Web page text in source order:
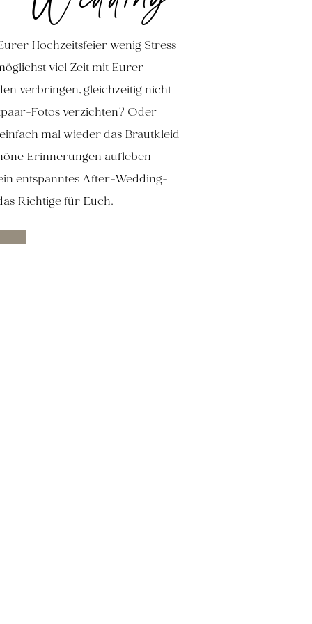
Hochzeitsfeier wenig Stress
viel Zeit mit Eurer
verbringen, gleichzeitig nicht
Fotos verzichten? Oder
mal wieder das Brautkleid
Erinnerungen aufleben
entspanntes After-Wedding-
Richtige für Euch.